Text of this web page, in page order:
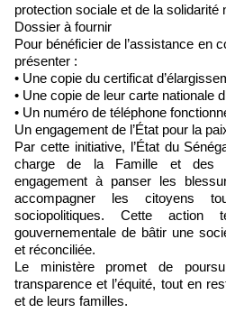
protection sociale et de la solidarité
Dossier à fournir
Pour bénéficier de l’assistance en
présenter :
• Une copie du certificat
• Une copie de leur carte nationale
• Un numéro de téléphone
Un engagement de l’État pour la
Par cette initiative, l’État du
charge de la Famille et des
engagement à panser les
accompagner les citoyens
sociopolitiques. Cette action
gouvernementale de bâtir une
et réconciliée.
Le ministère promet de
transparence et l’équité, tout en
et de leurs familles.